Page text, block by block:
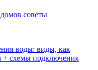
советы
воды: виды, как
+ схемы подключения